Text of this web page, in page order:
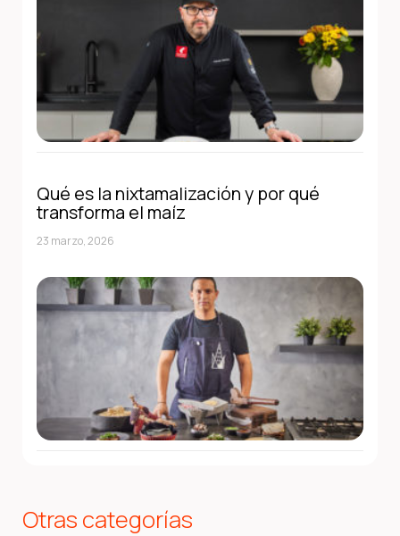
Qué es la nixtamalización y por qué
transforma el maíz
23 marzo, 2026
Otras categorías